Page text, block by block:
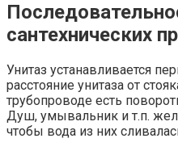
сантехнических
Унитаз устанавливается
расстояние унитаза от
трубопроводе есть
Душ, умывальник и т.п.
чтобы вода из них